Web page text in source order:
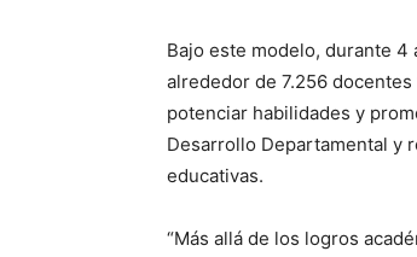
Bajo este modelo, durante 4
alrededor de 7.256 docentes
potenciar habilidades y
Desarrollo Departamental y
educativas.
“Más allá de los logros